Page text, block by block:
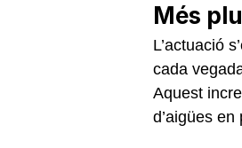
Més
L’actuació
cada
Aquest
d’aigües